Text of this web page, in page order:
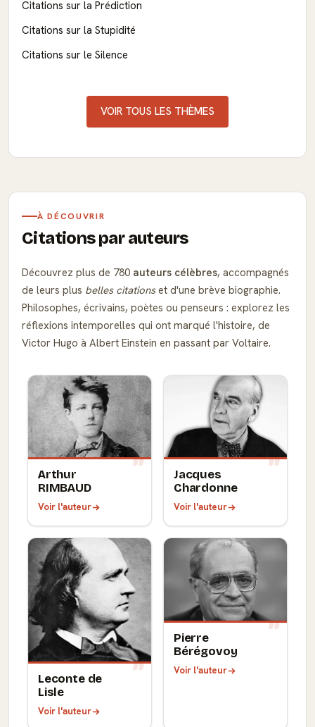
Citations sur la Prédiction
Citations sur la Stupidité
Citations sur le Silence
VOIR TOUS LES THÈMES
À DÉCOUVRIR
Citations par auteurs
Découvrez plus de 780 auteurs célèbres, accompagnés
de leurs plus belles citationset d'une brève biographie.
Philosophes, écrivains, poètes ou penseurs : explorez les
réflexions intemporelles qui ont marqué l'histoire, de
Victor Hugo à Albert Einstein en passant par Voltaire.
Arthur
RIMBAUD
Voir l'auteur
Jacques
Chardonne
Voir l'auteur
Leconte de
Lisle
Voir l'auteur
Pierre
Bérégovoy
Voir l'auteur